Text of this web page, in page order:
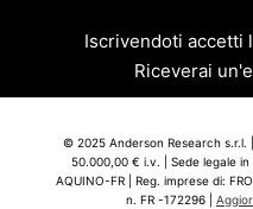
Iscrivendoti accetti
Riceverai
© 2025 Anderson Research s.r.l.
50.000,00 € i.v. | Sede legale
AQUINO-FR | Reg. imprese di:
n. FR -172296 |